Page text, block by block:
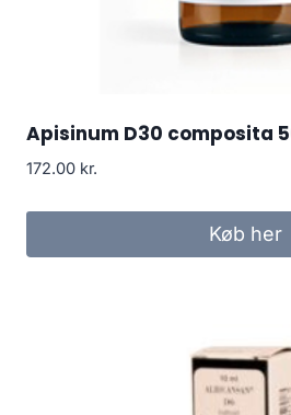
Apisinum D30 composita
172.00 kr.
Køb her